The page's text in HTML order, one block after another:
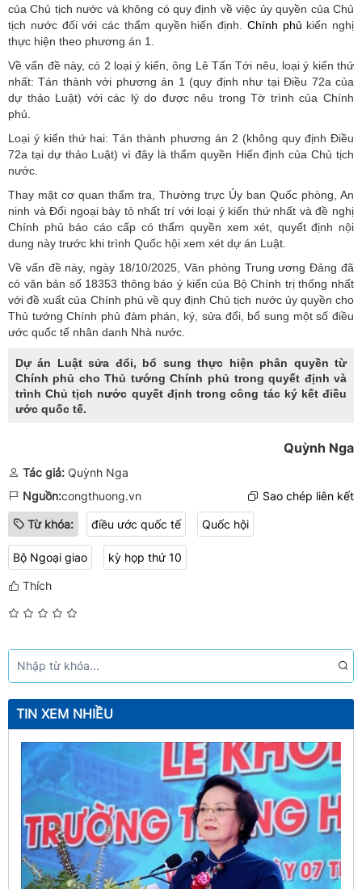
của Chủ tịch nước và không có quy định về việc ủy quyền của Chủ
tịch nước đối với các thẩm quyền hiến định. Chính phủ kiến nghị
thực hiện theo phương án 1.
Về vấn đề này, có 2 loại ý kiến, ông Lê Tấn Tới nêu, loại ý kiến thứ
nhất: Tán thành với phương án 1 (quy định như tại Điều 72a của
dự thảo Luật) với các lý do được nêu trong Tờ trình của Chính
phủ.
Loại ý kiến thứ hai: Tán thành phương án 2 (không quy định Điều
72a tại dự thảo Luật) vì đây là thẩm quyền Hiến định của Chủ tịch
nước.
Thay mặt cơ quan thẩm tra, Thường trực Ủy ban Quốc phòng, An
ninh và Đối ngoại bày tỏ nhất trí với loại ý kiến thứ nhất và đề nghị
Chính phủ báo cáo cấp có thẩm quyền xem xét, quyết định nội
dung này trước khi trình Quốc hội xem xét dự án Luật.
Về vấn đề này, ngày 18/10/2025, Văn phòng Trung ương Đảng đã
có văn bản số 18353 thông báo ý kiến của Bộ Chính trị thống nhất
với đề xuất của Chính phủ về quy định Chủ tịch nước ủy quyền cho
Thủ tướng Chính phủ đàm phán, ký, sửa đổi, bổ sung một số điều
ước quốc tế nhân danh Nhà nước.
Dự án Luật sửa đổi, bổ sung thực hiện phân quyền từ
Chính phủ cho Thủ tướng Chính phủ trong quyết định và
trình Chủ tịch nước quyết định trong công tác ký kết điều
ước quốc tế.
Quỳnh Nga
Tác giả: Quỳnh Nga
Nguồn:congthuong.vn Sao chép liên kết
Từ khóa: điều ước quốc tế Quốc hội
Bộ Ngoại giao kỳ họp thứ 10
Thích
TIN XEM NHIỀU